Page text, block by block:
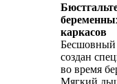
каркасов
Бесшовный
создан
во время
Мягкий